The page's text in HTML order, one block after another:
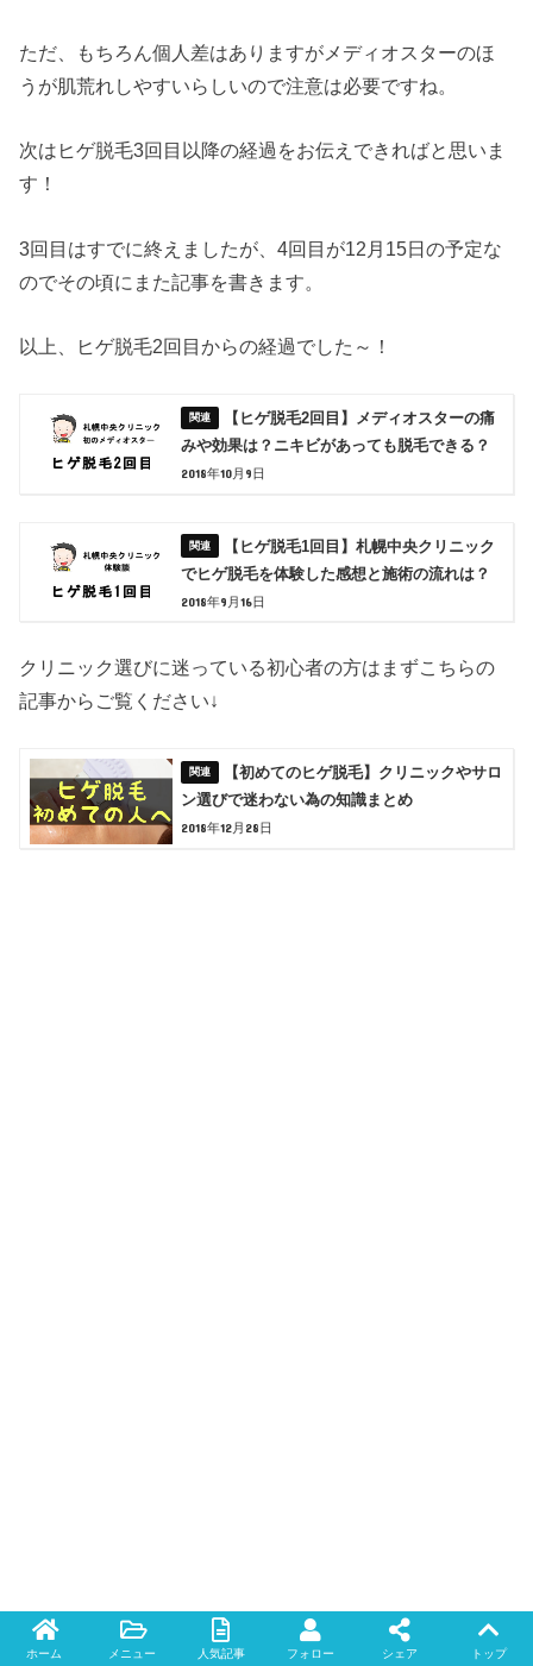
ただ、もちろん個人差はありますがメディオスターのほ
うが肌荒れしやすいらしいので注意は必要ですね。
次はヒゲ脱毛3回目以降の経過をお伝えできればと思いま
す！
3回目はすでに終えましたが、4回目が12月15日の予定な
のでその頃にまた記事を書きます。
以上、ヒゲ脱毛2回目からの経過でした～！
【ヒゲ脱毛2回目】メディオスターの痛
みや効果は？ニキビがあっても脱毛できる？
2018年10月9日
【ヒゲ脱毛1回目】札幌中央クリニック
でヒゲ脱毛を体験した感想と施術の流れは？
2018年9月16日
クリニック選びに迷っている初心者の方はまずこちらの
記事からご覧ください↓
【初めてのヒゲ脱毛】クリニックやサロ
ン選びで迷わない為の知識まとめ
2018年12月28日
ホーム メニュー 人気記事 フォロー シェア トップ
Twitter facebook instagram